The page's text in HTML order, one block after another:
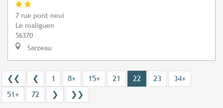
7 rue pont neui
Le roaliguen
56370
Sarzeau
❮❮ ❮ 1 8+ 15+ 21 22 23
34+
51+
72 ❯ ❯❯